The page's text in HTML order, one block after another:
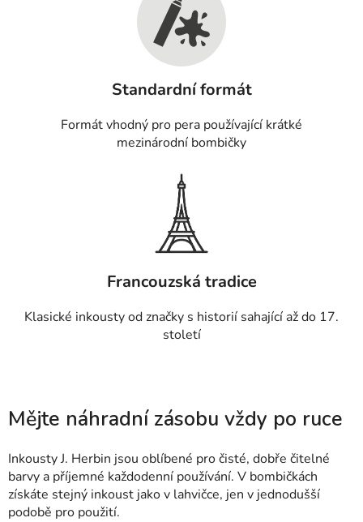
Standardní formát
Formát vhodný pro pera používající krátké
mezinárodní bombičky
Francouzská tradice
Klasické inkousty od značky s historií sahající až do 17.
století
Mějte náhradní zásobu vždy po ruce
Inkousty J. Herbin jsou oblíbené pro čisté, dobře čitelné
barvy a příjemné každodenní používání. V bombičkách
získáte stejný inkoust jako v lahvičce, jen v jednodušší
podobě pro použití.